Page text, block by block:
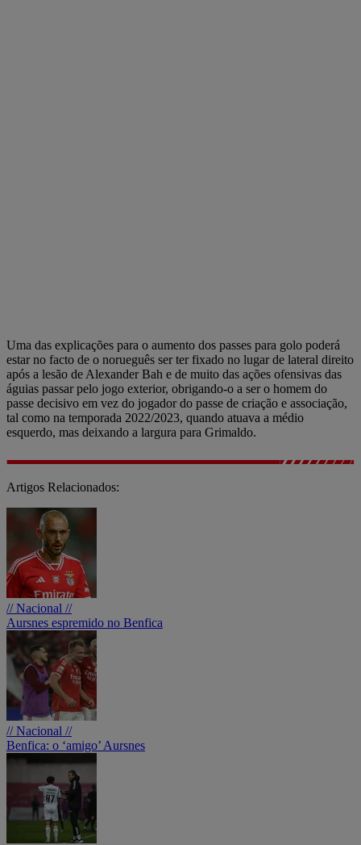
Uma das explicações para o aumento dos passes para golo poderá
estar no facto de o norueguês ser ter fixado no lugar de lateral direito
após a lesão de Alexander Bah e de muito das ações ofensivas das
águias passar pelo jogo exterior, obrigando-o a ser o homem do
passe decisivo em vez do jogador do passe de criação e associação,
tal como na temporada 2022/2023, quando atuava a médio
esquerdo, mas deixando a largura para Grimaldo.
Artigos Relacionados:
// Nacional //
Aursnes espremido no Benfica
// Nacional //
Benfica: o ‘amigo’ Aursnes